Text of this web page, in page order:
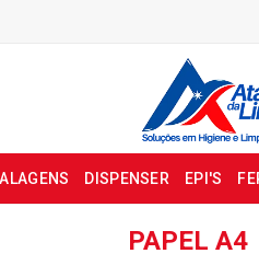
DISPENSER EPI'S
PAPEL A4